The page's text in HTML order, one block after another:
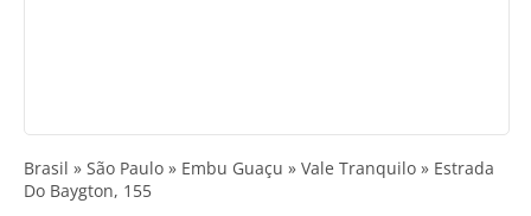
Brasil » São Paulo » Embu Guaçu » Vale Tranquilo » Estrada
Do Baygton, 155